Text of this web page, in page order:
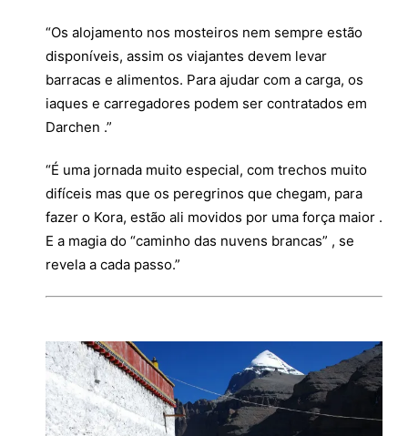
“Os alojamento nos mosteiros nem sempre estão
disponíveis, assim os viajantes devem levar
barracas e alimentos. Para ajudar com a carga, os
iaques e carregadores podem ser contratados em
Darchen .”
“É uma jornada muito especial, com trechos muito
difíceis mas que os peregrinos que chegam, para
fazer o Kora, estão ali movidos por uma força maior .
E a magia do “caminho das nuvens brancas” , se
revela a cada passo.”